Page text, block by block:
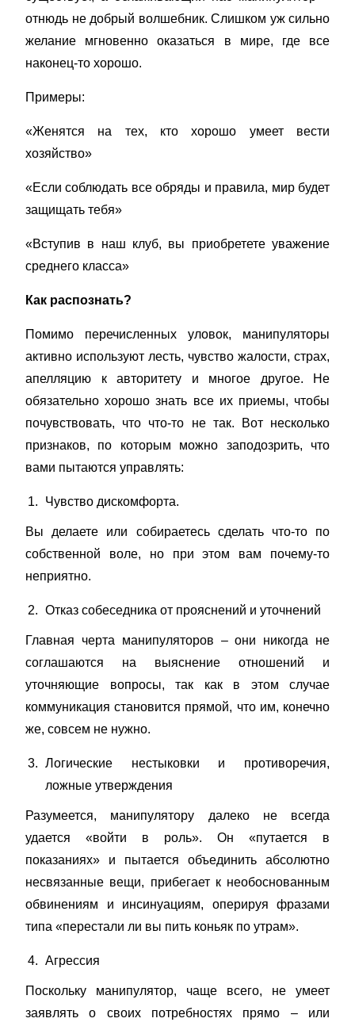
отнюдь не добрый волшебник. Слишком уж сильно
желание мгновенно оказаться в мире, где все
наконец-то хорошо.
Примеры:
«Женятся на тех, кто хорошо умеет вести
хозяйство»
«Если соблюдать все обряды и правила, мир будет
защищать тебя»
«Вступив в наш клуб, вы приобретете уважение
среднего класса»
Как распознать?
Помимо перечисленных уловок, манипуляторы
активно используют лесть, чувство жалости, страх,
апелляцию к авторитету и многое другое. Не
обязательно хорошо знать все их приемы, чтобы
почувствовать, что что-то не так. Вот несколько
признаков, по которым можно заподозрить, что
вами пытаются управлять:
Чувство дискомфорта.
Вы делаете или собираетесь сделать что-то по
собственной воле, но при этом вам почему-то
неприятно.
Отказ собеседника от прояснений и уточнений
Главная черта манипуляторов – они никогда не
соглашаются на выяснение отношений и
уточняющие вопросы, так как в этом случае
коммуникация становится прямой, что им, конечно
же, совсем не нужно.
Логические нестыковки и противоречия,
ложные утверждения
Разумеется, манипулятору далеко не всегда
удается «войти в роль». Он «путается в
показаниях» и пытается объединить абсолютно
несвязанные вещи, прибегает к необоснованным
обвинениям и инсинуациям, оперируя фразами
типа «перестали ли вы пить коньяк по утрам».
Агрессия
Поскольку манипулятор, чаще всего, не умеет
заявлять о своих потребностях прямо – или